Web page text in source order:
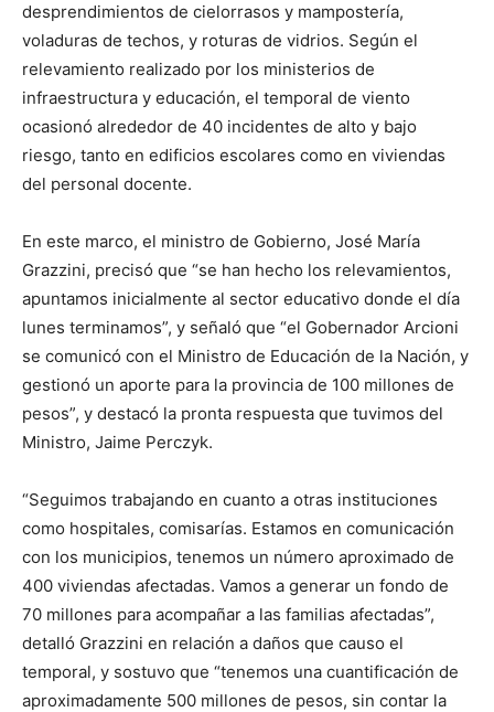
desprendimientos de cielorrasos y mampostería,
voladuras de techos, y roturas de vidrios. Según el
relevamiento realizado por los ministerios de
infraestructura y educación, el temporal de viento
ocasionó alrededor de 40 incidentes de alto y bajo
riesgo, tanto en edificios escolares como en viviendas
del personal docente.
En este marco, el ministro de Gobierno, José María
Grazzini, precisó que “se han hecho los relevamientos,
apuntamos inicialmente al sector educativo donde el día
lunes terminamos”, y señaló que “el Gobernador Arcioni
se comunicó con el Ministro de Educación de la Nación, y
gestionó un aporte para la provincia de 100 millones de
pesos”, y destacó la pronta respuesta que tuvimos del
Ministro, Jaime Perczyk.
“Seguimos trabajando en cuanto a otras instituciones
como hospitales, comisarías. Estamos en comunicación
con los municipios, tenemos un número aproximado de
400 viviendas afectadas. Vamos a generar un fondo de
70 millones para acompañar a las familias afectadas”,
detalló Grazzini en relación a daños que causo el
temporal, y sostuvo que “tenemos una cuantificación de
aproximadamente 500 millones de pesos, sin contar la